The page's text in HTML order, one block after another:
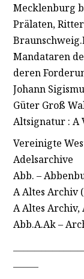
Mecklenburg
Prälaten,
Mandataren
deren
Johann
Güter Groß
Altsignatur : A
Vereinigte
Adelsarchive
Abb. –
A Altes Archiv
A Altes Archiv,
Abb.A.Ak –